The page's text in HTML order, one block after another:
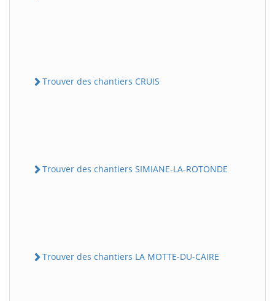
Trouver des chantiers CRUIS
Trouver des chantiers SIMIANE-LA-ROTONDE
Trouver des chantiers LA MOTTE-DU-CAIRE